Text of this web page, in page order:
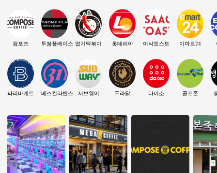
컴포즈
파리바게트
투썸플레이스
베스킨라빈스
엽기떡볶이
서브웨이
롯데리아
푸라닭
이삭토스트
다이소
이마트24
골프존